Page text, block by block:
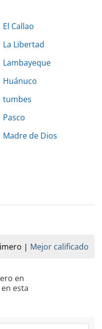
El Callao
La Libertad
Lambayeque
Huánuco
tumbes
Pasco
Madre de Dios
Mejor calificado
en
esta